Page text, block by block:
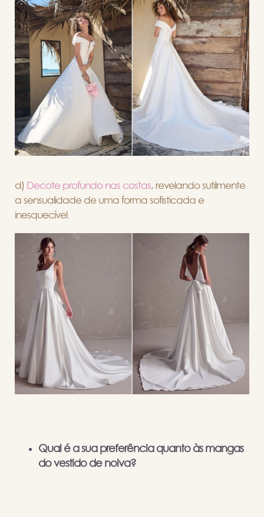
d) Decote profundo nas costas, revelando sutilmente
a sensualidade de uma forma sofisticada e
inesquecível.
Qual é a sua preferência quanto às mangas
do vestido de noiva?